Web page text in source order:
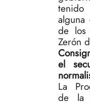
alguna
de los
Zerón
el
La
de la